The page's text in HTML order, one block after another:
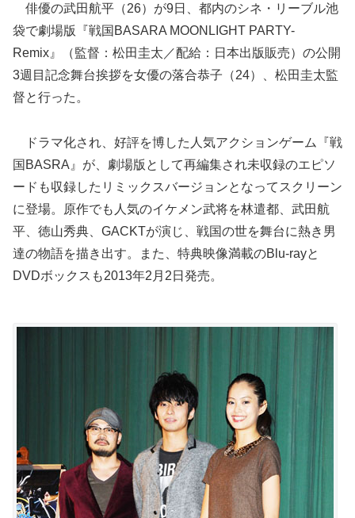
俳優の武田航平（26）が9日、都内のシネ・リーブル池
袋で劇場版『戦国BASARA MOONLIGHT PARTY-
Remix』（監督：松田圭太／配給：日本出版販売）の公開
3週目記念舞台挨拶を女優の落合恭子（24）、松田圭太監
督と行った。
ドラマ化され、好評を博した人気アクションゲーム『戦
国BASRA』が、劇場版として再編集され未収録のエピソ
ードも収録したリミックスバージョンとなってスクリーン
に登場。原作でも人気のイケメン武将を林遣都、武田航
平、徳山秀典、GACKTが演じ、戦国の世を舞台に熱き男
達の物語を描き出す。また、特典映像満載のBlu-rayと
DVDボックスも2013年2月2日発売。